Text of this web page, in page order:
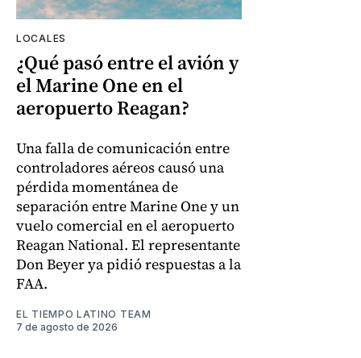
LOCALES
¿Qué pasó entre el avión y
el Marine One en el
aeropuerto Reagan?
Una falla de comunicación entre
controladores aéreos causó una
pérdida momentánea de
separación entre Marine One y un
vuelo comercial en el aeropuerto
Reagan National. El representante
Don Beyer ya pidió respuestas a la
FAA.
EL TIEMPO LATINO TEAM
7 de agosto de 2026